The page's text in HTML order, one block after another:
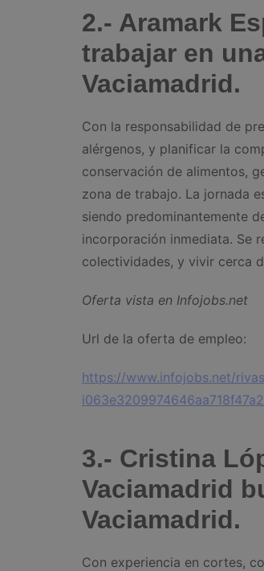
2.- Aramark
trabajar en
Vaciamadrid.
Con la responsabilidad de
alérgenos, y planificar la
conservación de alimentos,
zona de trabajo. La jornada
siendo predominantemente
incorporación inmediata. Se
colectividades, y vivir cerca
Oferta vista en Infojobs.net
Url de la oferta de empleo:
https://www.infojobs.net/
3.- Cristina
Vaciamadrid
Vaciamadrid.
Con experiencia en cortes,